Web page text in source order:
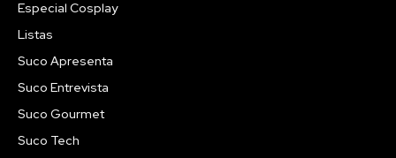
Especial Cosplay
Listas
Suco Apresenta
Suco Entrevista
Suco Gourmet
Suco Tech